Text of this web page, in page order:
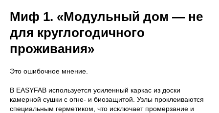
Миф 1. «Модульный дом — не
для круглогодичного
проживания»
Это ошибочное мнение.
В EASYFAB используется усиленный каркас из доски
камерной сушки с огне- и биозащитой. Узлы проклеиваются
специальным герметиком, что исключает промерзание и